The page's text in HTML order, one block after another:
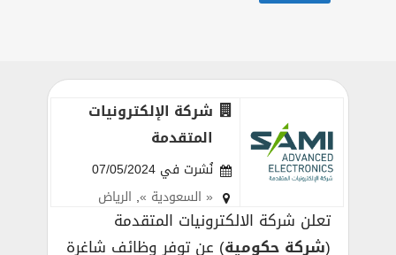
شركة الإلكترونيات
المتقدمة
نُشرت في 07/05/2024
« السعودية », الرياض
تعلن شركة الالكترونيات المتقدمة
(شركة حكومية) عن توفر وظائف شاغرة